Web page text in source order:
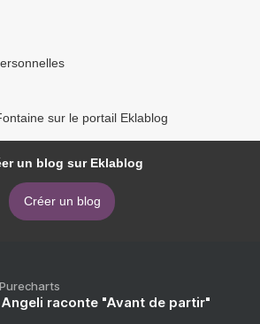
sur le portail Eklablog
un blog sur Eklablog
Créer un blog
Angeli raconte "Avant de partir"